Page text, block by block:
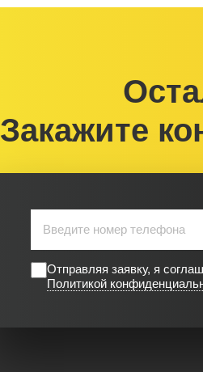
Закажите
Отправляя заявку, я
Политикой